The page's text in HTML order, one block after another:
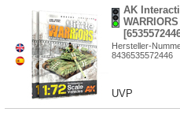
AK
Hersteller-
8436535572446
UVP